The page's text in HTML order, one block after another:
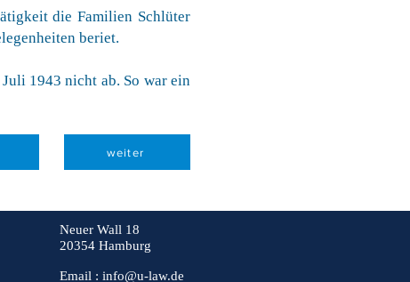
die Familien Schlüter
beriet.
1943 nicht ab. So war ein
weiter
Neuer Wall 18
20354 Hamburg
Email : info@u-law.de